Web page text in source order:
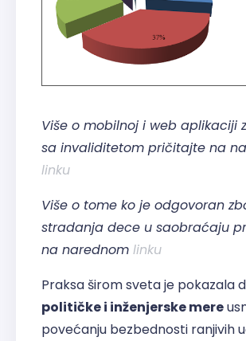
Više o mobilnoj i web aplikaciji
sa invaliditetom pričitajte na
linku
Više o tome ko je odgovoran
stradanja dece u saobraćaju
na narednom linku
Praksa širom sveta je pokazala
političke i inženjerske mere
povećanju bezbednosti ranjivih